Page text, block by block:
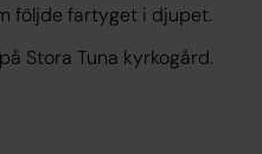
följde fartyget i djupet.
Stora Tuna kyrkogård.